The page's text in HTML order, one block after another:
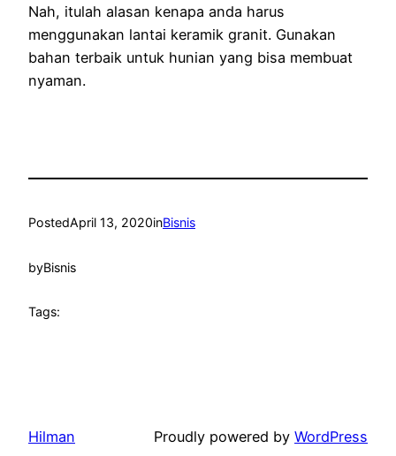
Nah, itulah alasan kenapa anda harus
menggunakan lantai keramik granit. Gunakan
bahan terbaik untuk hunian yang bisa membuat
nyaman.
PostedApril 13, 2020inBisnis
byBisnis
Tags:
Hilman Proudly powered by WordPress